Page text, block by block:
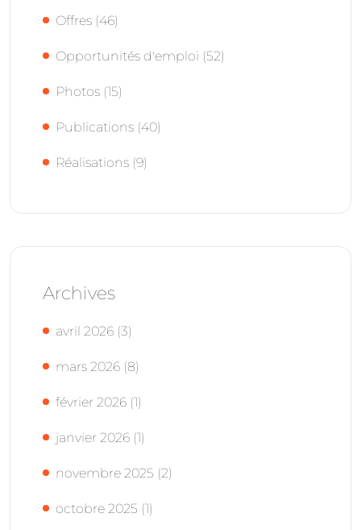
Offres (46)
Opportunités d'emploi (52)
Photos (15)
Publications (40)
Réalisations (9)
Archives
avril 2026 (3)
mars 2026 (8)
février 2026 (1)
janvier 2026 (1)
novembre 2025 (2)
octobre 2025 (1)